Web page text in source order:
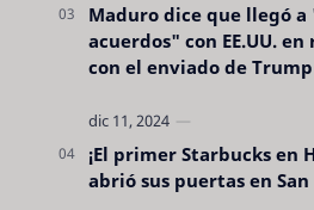
Maduro dice que llegó
acuerdos" con EE.UU.
con el enviado de Trump
¡El primer Starbucks en
abrió sus puertas en San